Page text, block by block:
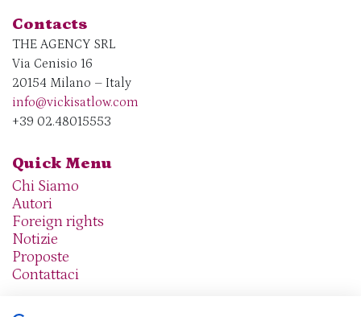
Contacts
THE AGENCY SRL
Via Cenisio 16
20154 Milano – Italy
info@vickisatlow.com
+39 02.48015553
Quick Menu
Chi Siamo
Autori
Foreign rights
Notizie
Proposte
Contattaci